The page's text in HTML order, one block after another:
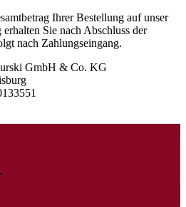
Ihrer Bestellung auf unser
Sie nach Abschluss der
nach Zahlungseingang.
GmbH & Co. KG